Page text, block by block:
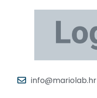
info@mariolab.hr